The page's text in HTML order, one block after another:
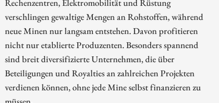
Rechenzentren, Elektromobilität und Rüstung
verschlingen gewaltige Mengen an Rohstoffen, während
neue Minen nur langsam entstehen. Davon profitieren
nicht nur etablierte Produzenten. Besonders spannend
sind breit diversifizierte Unternehmen, die über
Beteiligungen und Royalties an zahlreichen Projekten
verdienen können, ohne jede Mine selbst finanzieren zu